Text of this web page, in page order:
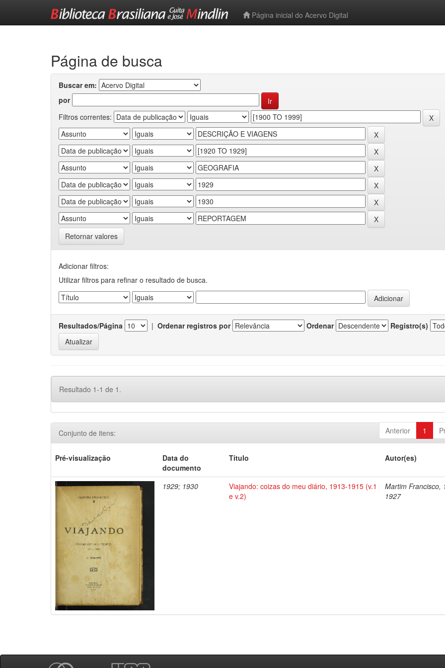
Página inicial do Acervo Digital
Página de busca
Buscar em:
por
Filtros correntes:
Retornar valores
Adicionar filtros:
Utilizar filtros para refinar o resultado de busca.
Resultados/Página | Ordenar registros por Ordenar Registro(s)
Resultado 1-1 de 1.
Anterior 1
Conjunto de itens:
Pré-visualização
Data do
documento
Título Autor(es)
1929; 1930
Viajando: coizas do meu diário, 1913-1915 (v.1
e v.2)
Martim Francisco,
1927